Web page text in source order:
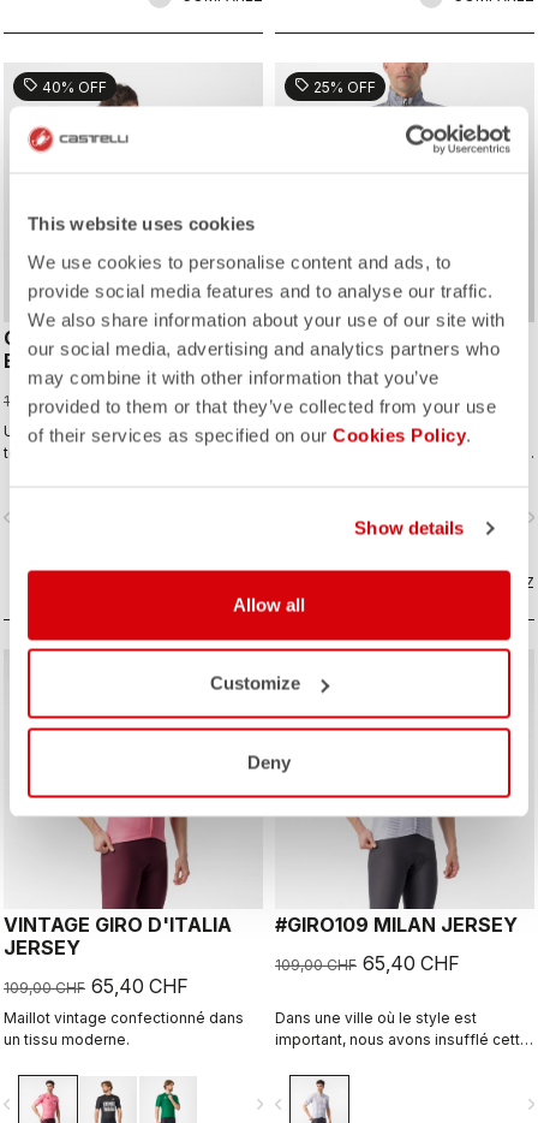
This website uses cookies
We use cookies to personalise content and ads, to
provide social media features and to analyse our traffic.
We also share information about your use of our site with
our social media, advertising and analytics partners who
may combine it with other information that you’ve
provided to them or that they’ve collected from your use
of their services as specified on our Cookies Policy.
Show details
Allow all
Customize
Deny
sell 40% OFF
COMPETIZIONE 2
BIBSHORT
119,00 CHF 71,40 CHF
Un modèle conçu pour exceller à
tous les niveaux, sans toutefois trop
sell 25% OFF
TEMPESTA LITE JACKET
319,00 CHF 239,25 CHF
La veste imperméable et compacte
est idéale s'il risque de pleuvoir ou
si vous souhaitez simplement une
COMPAREZ
VINTAGE GIRO D'ITALIA
JERSEY
109,00 CHF 65,40 CHF
Maillot vintage confectionné dans
un tissu moderne.
navigate_next
40% OFF
#GIRO109 MILAN JERSEY
109,00 CHF 65,40 CHF
Dans une ville où le style est
important, nous avons insufflé cette
navigate_before